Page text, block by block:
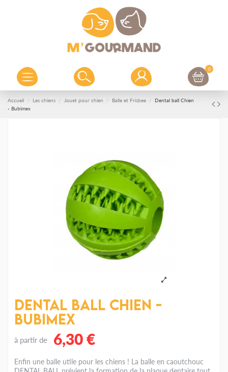
0
Accueil Les chiens Jouet pour chien Balle et Frisbee
Dental ball Chien
- Bubimex
Dental ball Chien -
Bubimex
à partir de 6,30 €
Enfin une balle utile pour les chiens ! La balle en caoutchouc